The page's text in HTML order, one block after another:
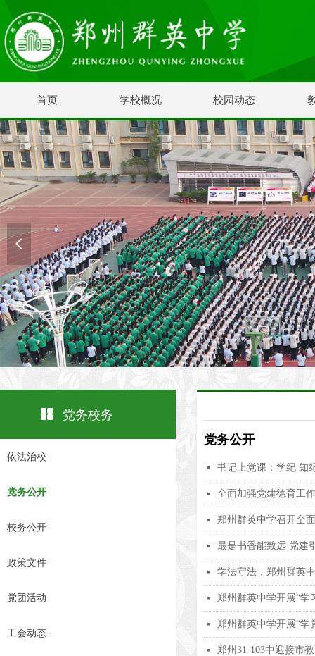
首页 学校概况 校园动态
党务公开
넷 书记上党课：学纪 知
넷 全面加强党建德育工
넷 郑州群英中学召开全
넷 最是书香能致远 党建
넷 学法守法，郑州群英
넷 郑州群英中学开展“学
넷 郑州群英中学开展“学
넷 郑州31·103中迎接市
넒 党务校务
依法治校
党务公开
校务公开
政策文件
党团活动
工会动态
넳